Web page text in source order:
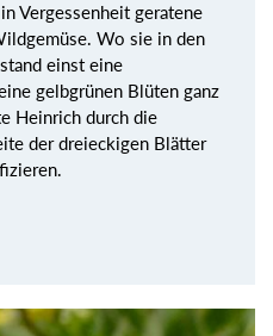
Vergessenheit geratene
Wo sie in den
einst eine
gelbgrünen Blüten ganz
Heinrich durch die
der dreieckigen Blätter